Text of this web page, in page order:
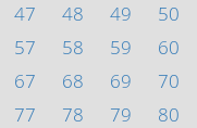
47 48 49
50
57 58 59
60
67 68 69
70
77 78 79
80